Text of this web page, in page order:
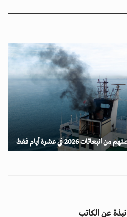
نبذة عن الكاتب